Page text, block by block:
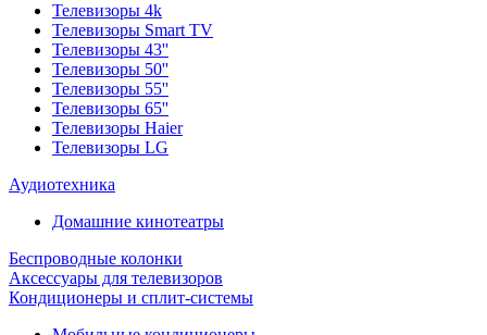
Телевизоры 4k
Телевизоры Smart TV
Телевизоры 43''
Телевизоры 50''
Телевизоры 55''
Телевизоры 65''
Телевизоры Haier
Телевизоры LG
Аудиотехника
Домашние кинотеатры
Беспроводные колонки
Аксессуары для телевизоров
Кондиционеры и сплит-системы